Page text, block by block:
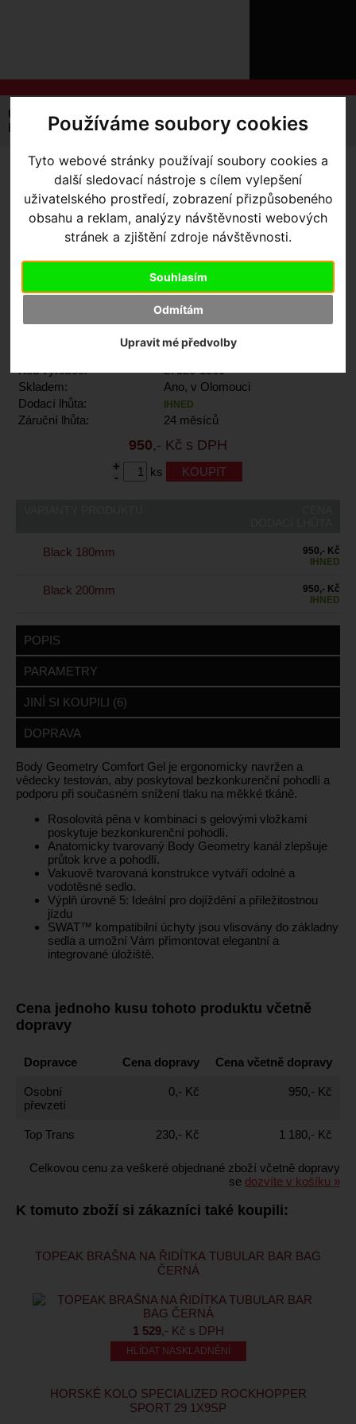
Používáme soubory cookies
Tyto webové stránky používají soubory cookies a
další sledovací nástroje s cílem vylepšení
uživatelského prostředí, zobrazení přizpůsobeného
obsahu a reklam, analýzy návštěvnosti webových
stránek a zjištění zdroje návštěvnosti.
Souhlasím
Odmítám
Upravit mé předvolby
O
SLUŽBY
ZTRATILI
Úvodní strana Komponenty
Body Geometry Comfort Gel
BODY GEOMETRY
COMFORT GEL- Black
180mm
Specialized
Kód výrobce:
27320-1300
Skladem:
Ano, v Olomouci
Dodací lhůta:
IHNED
Záruční lhůta: 24 měsíců
950,- Kč s DPH
+
-
ks
Black 180mm
950,- Kč
IHNED
Black 200mm
950,- Kč
IHNED
POPIS
PARAMETRY
JINÍ SI KOUPILI (6)
DOPRAVA
Body Geometry Comfort Gel je ergonomicky navržen a
vědecky testován, aby poskytoval bezkonkurenční pohodlí a
podporu při současném snížení tlaku na měkké tkáně.
Rosolovitá pěna v kombinaci s gelovými vložkami
poskytuje bezkonkurenční pohodlí.
Anatomicky tvarovaný Body Geometry kanál zlepšuje
průtok krve a pohodlí.
Vakuově tvarovaná konstrukce vytváří odolné a
vodotěsné sedlo.
Výplň úrovně 5: Ideální pro dojíždění a příležitostnou
jízdu
SWAT™ kompatibilní úchyty jsou vlisovány do základny
sedla a umožní Vám přimontovat elegantní a
integrované úložiště.
Cena jednoho kusu tohoto produktu včetně
dopravy
Dopravce Cena dopravy Cena včetně dopravy
Osobní
převzetí
0,- Kč 950,- Kč
Top Trans 230,- Kč 1 180,- Kč
Celkovou cenu za veškeré objednané zboží včetně dopravy
se dozvíte v košíku »
K tomuto zboží si zákazníci také koupili:
TOPEAK BRAŠNA NA ŘIDÍTKA TUBULAR BAR BAG
ČERNÁ
1 529,- Kč s DPH
HLÍDAT NASKLADNĚNÍ
HORSKÉ KOLO SPECIALIZED ROCKHOPPER
SPORT 29 1X9SP